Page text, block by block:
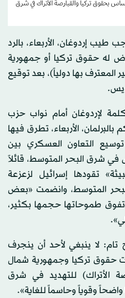
بحقوق تركيا والقبارصة الأتراك في شرق
طيب إردوغان، الأربعاء، بالرد
له حقوق تركيا أو جمهورية
بها دولياً)، بعد توقيع
لإردوغان أمام نواب حزب
بالبرلمان، الأربعاء، تطرق فيها
التعاون العسكري بين
في شرق البحر المتوسط، قائلاً
‌تقودها ​إسرائيل ‌لزعزعة
المتوسط، وانضمت «بعض
تفوق طموحاتها حجمها بكثير،
لا ينبغي لأحد أن ينجرف
حقوق تركيا وجمهورية شمال
الأتراك) للتهديد في شرق
وقوياً وحاسماً للغاية».